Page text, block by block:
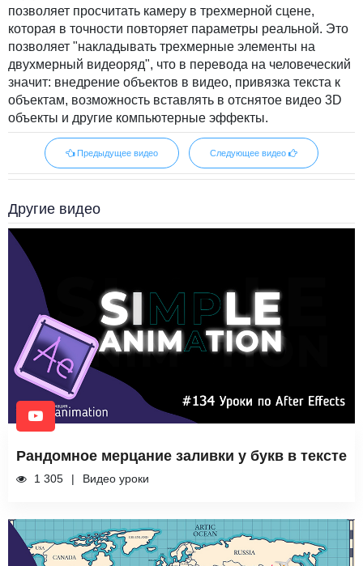
позволяет просчитать камеру в трехмерной сцене,
которая в точности повторяет параметры реальной. Это
позволяет "накладывать трехмерные элементы на
двухмерный видеоряд", что в перевода на человеческий
значит: внедрение объектов в видео, привязка текста к
объектам, возможность вставлять в отснятое видео 3D
объекты и другие компьютерные эффекты.
Предыдущее видео Следующее видео
Другие видео
Рандомное мерцание заливки у букв в тексте
1 305 Видео уроки